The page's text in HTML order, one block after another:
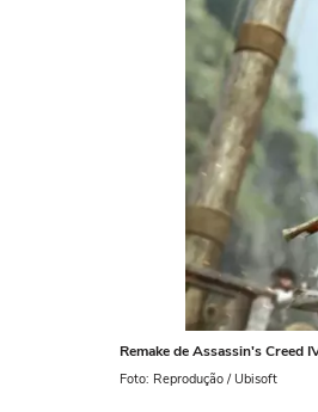
Remake de Assassin's Creed
Foto: Reprodução / Ubisoft